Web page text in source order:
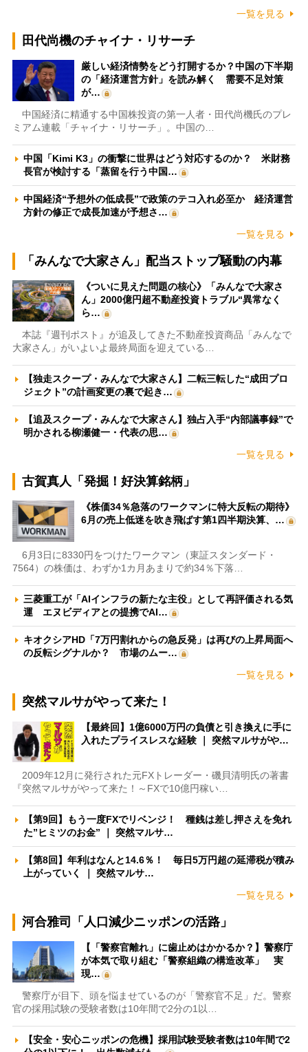
一覧を見る
田代尚機のチャイナ・リサーチ
厳しい経済情勢をどう打開するか？中国の下半期
の「経済運営方針」を読み解く 需要不足対策
が…
中国経済に精通する中国株投資の第一人者・田代尚機氏のプレ
ミアム連載「チャイナ・リサーチ」。中国の…
中国「Kimi K3」の衝撃に世界はどう対応するのか？ 米財務
長官が検討する「蒸留を行う中国…
中国経済“予想外の低成長”で政策のテコ入れ必至か 経済運営
方針の修正で成長加速が予想さ…
一覧を見る
「みんなで大家さん」配当ストップ騒動の内幕
《ついに見えた問題の核心》「みんなで大家さ
ん」2000億円超不動産投資トラブル“異常なく
ら…
本誌『週刊ポスト』が追及してきた不動産投資商品「みんなで
大家さん」がいよいよ最終局面を迎えている…
【独走スクープ・みんなで大家さん】二転三転した“成田プロ
ジェクト”の計画変更の裏で起き…
【追及スクープ・みんなで大家さん】独占入手“内部議事録”で
明かされる柳瀬健一・代表の思…
一覧を見る
古賀真人「発掘！好決算銘柄」
《株価34％急落のワークマンに特大反転の期待》
6月の売上低迷を吹き飛ばす第1四半期決算、…
6月3日に8330円をつけたワークマン（東証スタンダード・
7564）の株価は、わずか1カ月あまりで約34％下落…
三菱重工が「AIインフラの新たな主役」として再評価される気
運 エヌビディアとの提携でAI…
キオクシアHD「7万円割れからの急反発」は再びの上昇局面へ
の反転シグナルか？ 市場のムー…
一覧を見る
突然マルサがやって来た！
【最終回】1億6000万円の負債と引き換えに手に
入れたプライスレスな経験 ｜ 突然マルサがや…
2009年12月に発行された元FXトレーダー・磯貝清明氏の著書
『突然マルサがやって来た！～FXで10億円稼い…
【第9回】もう一度FXでリベンジ！ 種銭は差し押さえを免れ
た”ヒミツのお金” ｜ 突然マルサ…
【第8回】年利はなんと14.6％！ 毎日5万円超の延滞税が積み
上がっていく ｜ 突然マルサ…
一覧を見る
河合雅司「人口減少ニッポンの活路」
【「警察官離れ」に歯止めはかかるか？】警察庁
が本気で取り組む「警察組織の構造改革」 実
現…
警察庁が目下、頭を悩ませているのが「警察官不足」だ。警察
官の採用試験の受験者数は10年間で2分の1以…
【安全・安心ニッポンの危機】採用試験受験者数は10年間で2